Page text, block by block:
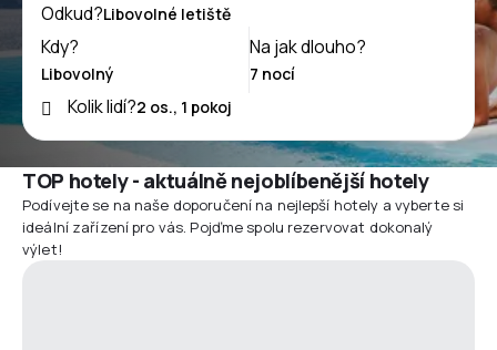
Odkud?
Kdy?
Na jak dlouho?
Kolik lidí?
TOP hotely - aktuálně nejoblíbenější hotely
Podívejte se na naše doporučení na nejlepší hotely a vyberte si
ideální zařízení pro vás. Pojďme spolu rezervovat dokonalý
výlet!